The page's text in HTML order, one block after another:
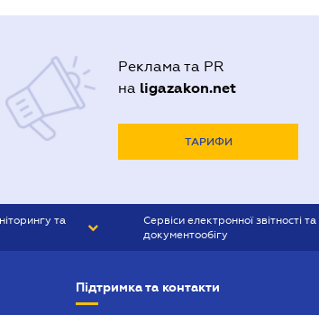
Реклама та PR
на ligazakon.net
ТАРИФИ
та
Сервіси електронної звітності та
документообігу
Підтримка та контакти